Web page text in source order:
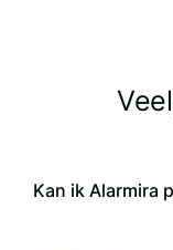
Kan ik Alarmira